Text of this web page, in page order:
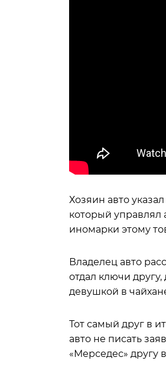
Хозяин авто
который управлял
иномарки этому
Владелец авто
отдал ключи
девушкой в
Тот самый друг в
авто не писать
«Мерседес» другу